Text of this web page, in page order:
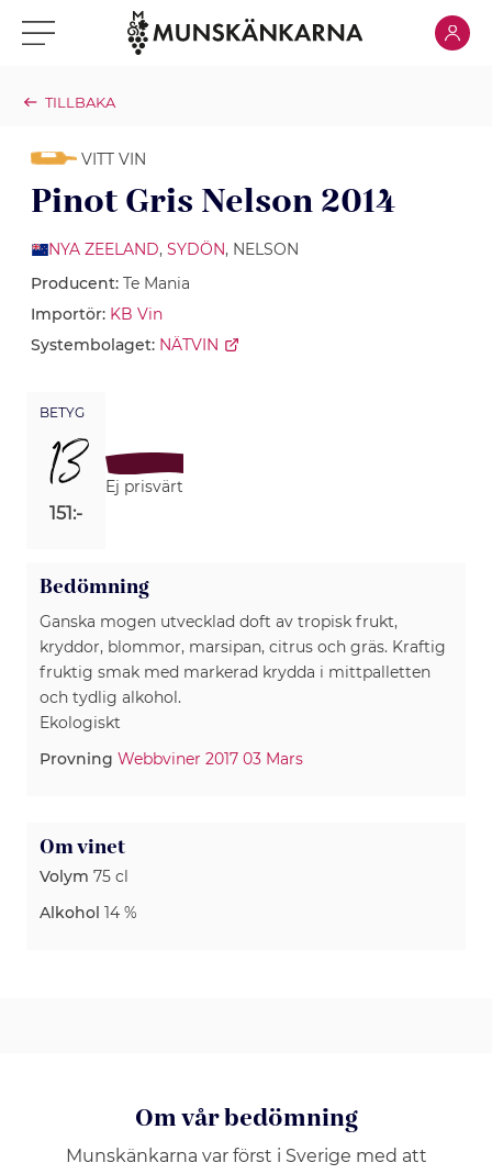
Klicka för meny Klicka
TILLBAKA
VITT VIN
Pinot Gris Nelson 2014
NYA ZEELAND, SYDÖN, NELSON
Producent: Te Mania
Importör: KB Vin
Systembolaget: NÄTVIN
BETYG
13
151:-
Ej prisvärt
Bedömning
Ganska mogen utvecklad doft av tropisk frukt,
kryddor, blommor, marsipan, citrus och gräs. Kraftig
fruktig smak med markerad krydda i mittpalletten
och tydlig alkohol.
Ekologiskt
Provning Webbviner 2017 03 Mars
Om vinet
Volym 75 cl
Alkohol 14 %
Om vår bedömning
Munskänkarna var först i Sverige med att